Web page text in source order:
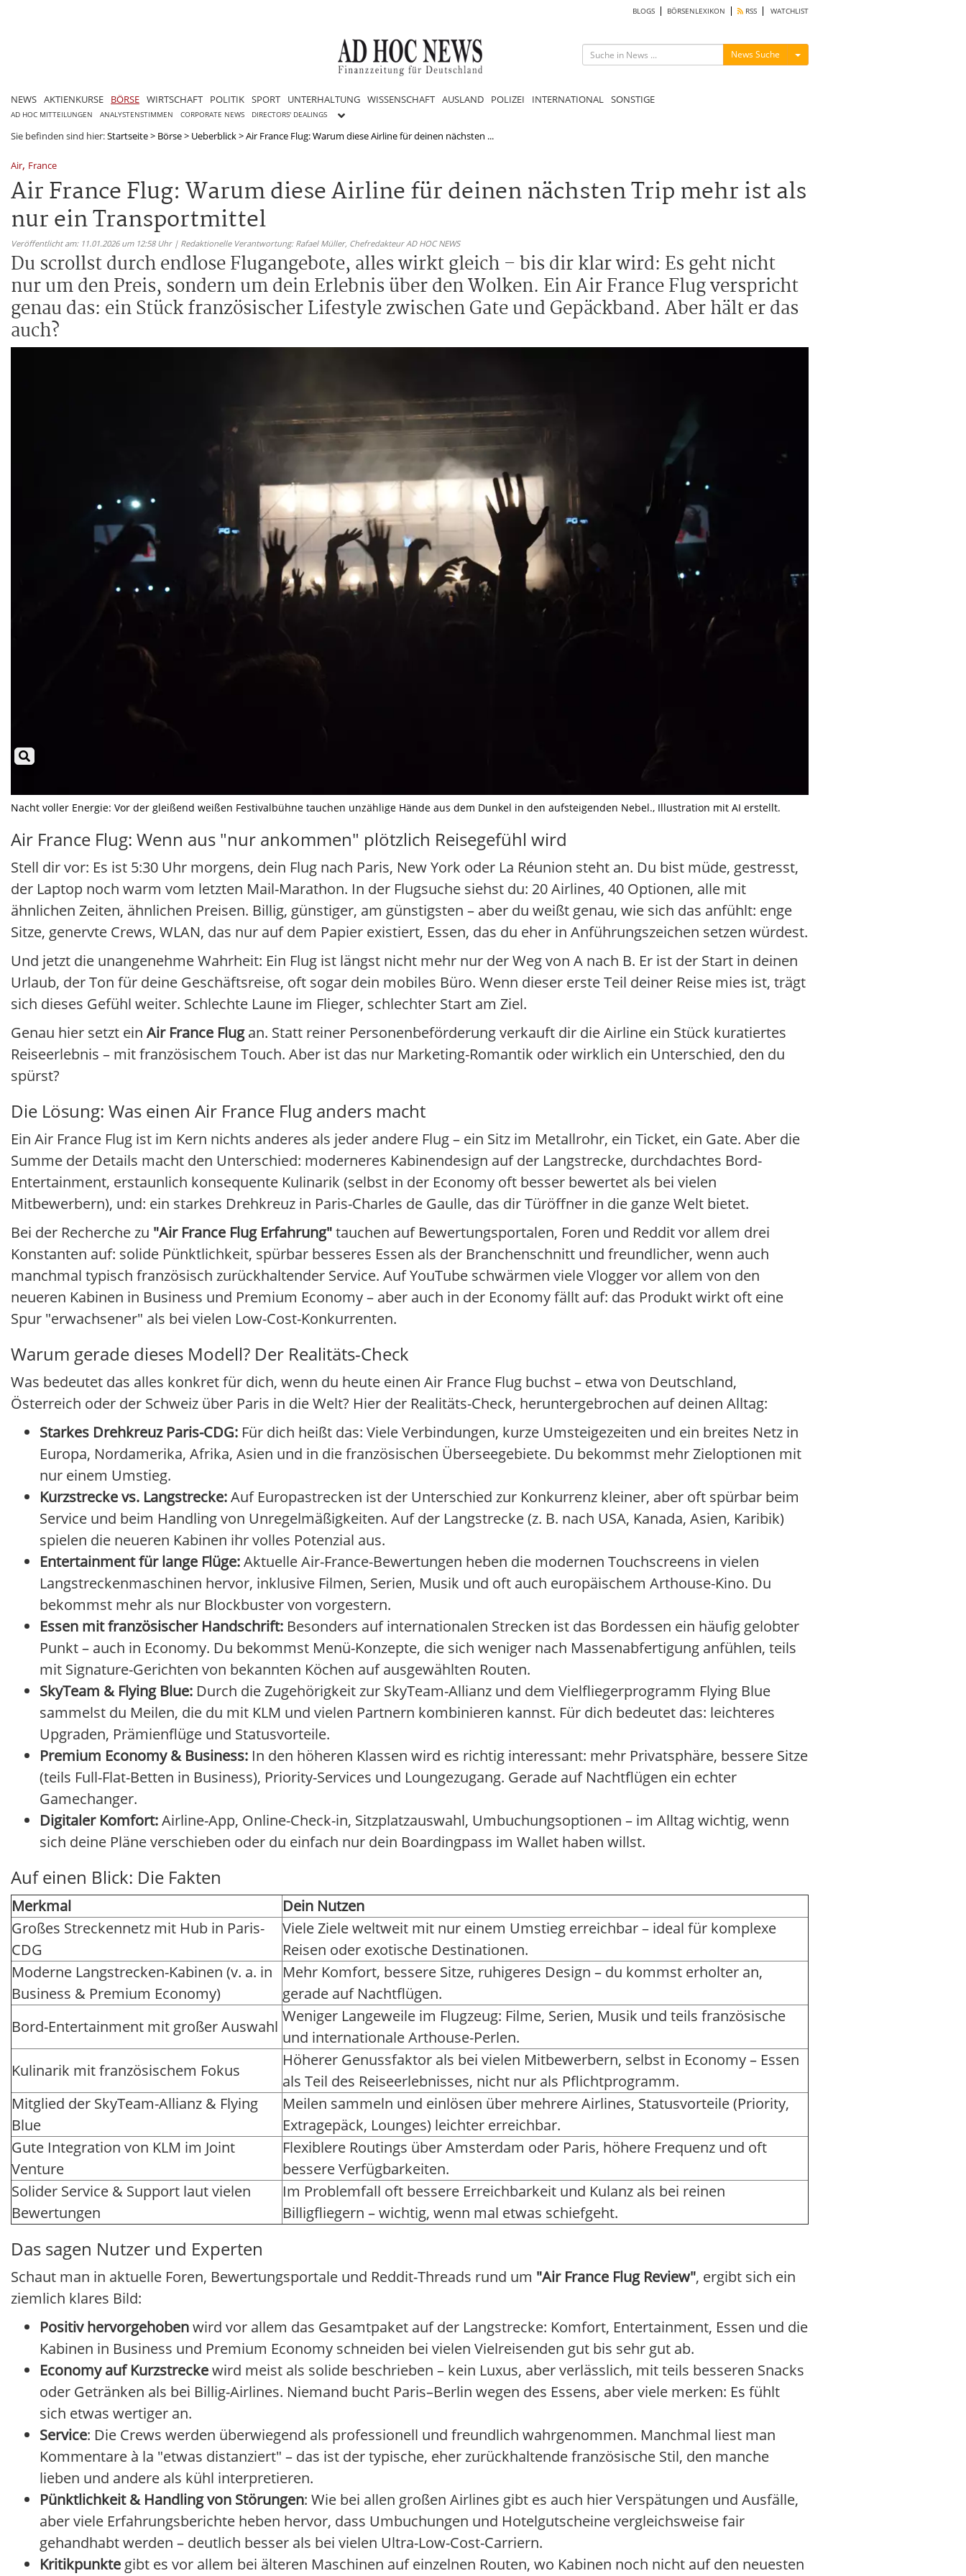
BLOGS BÖRSENLEXIKON RSS WATCHLIST
News Suche Menü ein-/ausblenden
NEWS AKTIENKURSE BÖRSE WIRTSCHAFT POLITIK SPORT UNTERHALTUNG WISSENSCHAFT AUSLAND POLIZEI INTERNATIONAL SONSTIGE
AD HOC MITTEILUNGEN ANALYSTENSTIMMEN CORPORATE NEWS DIRECTORS' DEALINGS
Sie befinden sind hier:Startseite> Börse> Ueberblick>Air France Flug: Warum diese Airline für deinen nächsten ...
Air, France
Air France Flug: Warum diese Airline für deinen nächsten Trip mehr ist als
nur ein Transportmittel
Veröffentlicht am: 11.01.2026 um 12:58 Uhr | Redaktionelle Verantwortung: Rafael Müller, Chefredakteur AD HOC NEWS
Du scrollst durch endlose Flugangebote, alles wirkt gleich – bis dir klar wird: Es geht nicht
nur um den Preis, sondern um dein Erlebnis über den Wolken. Ein Air France Flug verspricht
genau das: ein Stück französischer Lifestyle zwischen Gate und Gepäckband. Aber hält er das
auch?
Nacht voller Energie: Vor der gleißend weißen Festivalbühne tauchen unzählige Hände aus dem Dunkel in den aufsteigenden Nebel., Illustration mit AI erstellt.
Air France Flug: Wenn aus "nur ankommen" plötzlich Reisegefühl wird
Stell dir vor: Es ist 5:30 Uhr morgens, dein Flug nach Paris, New York oder La Réunion steht an. Du bist müde, gestresst,
der Laptop noch warm vom letzten Mail-Marathon. In der Flugsuche siehst du: 20 Airlines, 40 Optionen, alle mit
ähnlichen Zeiten, ähnlichen Preisen. Billig, günstiger, am günstigsten – aber du weißt genau, wie sich das anfühlt: enge
Sitze, genervte Crews, WLAN, das nur auf dem Papier existiert, Essen, das du eher in Anführungszeichen setzen würdest.
Und jetzt die unangenehme Wahrheit: Ein Flug ist längst nicht mehr nur der Weg von A nach B. Er ist der Start in deinen
Urlaub, der Ton für deine Geschäftsreise, oft sogar dein mobiles Büro. Wenn dieser erste Teil deiner Reise mies ist, trägt
sich dieses Gefühl weiter. Schlechte Laune im Flieger, schlechter Start am Ziel.
Genau hier setzt ein Air France Flugan. Statt reiner Personenbeförderung verkauft dir die Airline ein Stück kuratiertes
Reiseerlebnis – mit französischem Touch. Aber ist das nur Marketing-Romantik oder wirklich ein Unterschied, den du
spürst?
Die Lösung: Was einen Air France Flug anders macht
Ein Air France Flug ist im Kern nichts anderes als jeder andere Flug – ein Sitz im Metallrohr, ein Ticket, ein Gate. Aber die
Summe der Details macht den Unterschied: moderneres Kabinendesign auf der Langstrecke, durchdachtes Bord-
Entertainment, erstaunlich konsequente Kulinarik (selbst in der Economy oft besser bewertet als bei vielen
Mitbewerbern), und: ein starkes Drehkreuz in Paris-Charles de Gaulle, das dir Türöffner in die ganze Welt bietet.
Bei der Recherche zu "Air France Flug Erfahrung"tauchen auf Bewertungsportalen, Foren und Reddit vor allem drei
Konstanten auf: solide Pünktlichkeit, spürbar besseres Essen als der Branchenschnitt und freundlicher, wenn auch
manchmal typisch französisch zurückhaltender Service. Auf YouTube schwärmen viele Vlogger vor allem von den
neueren Kabinen in Business und Premium Economy – aber auch in der Economy fällt auf: das Produkt wirkt oft eine
Spur "erwachsener" als bei vielen Low-Cost-Konkurrenten.
Warum gerade dieses Modell? Der Realitäts-Check
Was bedeutet das alles konkret für dich, wenn du heute einen Air France Flug buchst – etwa von Deutschland,
Österreich oder der Schweiz über Paris in die Welt? Hier der Realitäts-Check, heruntergebrochen auf deinen Alltag:
Starkes Drehkreuz Paris-CDG: Für dich heißt das: Viele Verbindungen, kurze Umsteigezeiten und ein breites Netz in
Europa, Nordamerika, Afrika, Asien und in die französischen Überseegebiete. Du bekommst mehr Zieloptionen mit
nur einem Umstieg.
Kurzstrecke vs. Langstrecke:Auf Europastrecken ist der Unterschied zur Konkurrenz kleiner, aber oft spürbar beim
Service und beim Handling von Unregelmäßigkeiten. Auf der Langstrecke (z. B. nach USA, Kanada, Asien, Karibik)
spielen die neueren Kabinen ihr volles Potenzial aus.
Entertainment für lange Flüge:Aktuelle Air-France-Bewertungen heben die modernen Touchscreens in vielen
Langstreckenmaschinen hervor, inklusive Filmen, Serien, Musik und oft auch europäischem Arthouse-Kino. Du
bekommst mehr als nur Blockbuster von vorgestern.
Essen mit französischer Handschrift: Besonders auf internationalen Strecken ist das Bordessen ein häufig gelobter
Punkt – auch in Economy. Du bekommst Menü-Konzepte, die sich weniger nach Massenabfertigung anfühlen, teils
mit Signature-Gerichten von bekannten Köchen auf ausgewählten Routen.
SkyTeam & Flying Blue: Durch die Zugehörigkeit zur SkyTeam-Allianz und dem Vielfliegerprogramm Flying Blue
sammelst du Meilen, die du mit KLM und vielen Partnern kombinieren kannst. Für dich bedeutet das: leichteres
Upgraden, Prämienflüge und Statusvorteile.
Premium Economy & Business: In den höheren Klassen wird es richtig interessant: mehr Privatsphäre, bessere Sitze
(teils Full-Flat-Betten in Business), Priority-Services und Loungezugang. Gerade auf Nachtflügen ein echter
Gamechanger.
Digitaler Komfort:Airline-App, Online-Check-in, Sitzplatzauswahl, Umbuchungsoptionen – im Alltag wichtig, wenn
sich deine Pläne verschieben oder du einfach nur dein Boardingpass im Wallet haben willst.
Auf einen Blick: Die Fakten
Merkmal
Dein Nutzen
Großes Streckennetz mit Hub in Paris-
CDG
Viele Ziele weltweit mit nur einem Umstieg erreichbar – ideal für komplexe
Reisen oder exotische Destinationen.
Moderne Langstrecken-Kabinen (v. a. in
Business & Premium Economy)
Mehr Komfort, bessere Sitze, ruhigeres Design – du kommst erholter an,
gerade auf Nachtflügen.
Bord-Entertainment mit großer Auswahl
Weniger Langeweile im Flugzeug: Filme, Serien, Musik und teils französische
und internationale Arthouse-Perlen.
Kulinarik mit französischem Fokus
Höherer Genussfaktor als bei vielen Mitbewerbern, selbst in Economy – Essen
als Teil des Reiseerlebnisses, nicht nur als Pflichtprogramm.
Mitglied der SkyTeam-Allianz & Flying
Blue
Meilen sammeln und einlösen über mehrere Airlines, Statusvorteile (Priority,
Extragepäck, Lounges) leichter erreichbar.
Gute Integration von KLM im Joint
Venture
Flexiblere Routings über Amsterdam oder Paris, höhere Frequenz und oft
bessere Verfügbarkeiten.
Solider Service & Support laut vielen
Bewertungen
Im Problemfall oft bessere Erreichbarkeit und Kulanz als bei reinen
Billigfliegern – wichtig, wenn mal etwas schiefgeht.
Das sagen Nutzer und Experten
Schaut man in aktuelle Foren, Bewertungsportale und Reddit-Threads rund um "Air France Flug Review", ergibt sich ein
ziemlich klares Bild:
Positiv hervorgehobenwird vor allem das Gesamtpaket auf der Langstrecke: Komfort, Entertainment, Essen und die
Kabinen in Business und Premium Economy schneiden bei vielen Vielreisenden gut bis sehr gut ab.
Economy auf Kurzstreckewird meist als solide beschrieben – kein Luxus, aber verlässlich, mit teils besseren Snacks
oder Getränken als bei Billig-Airlines. Niemand bucht Paris–Berlin wegen des Essens, aber viele merken: Es fühlt
sich etwas wertiger an.
Service: Die Crews werden überwiegend als professionell und freundlich wahrgenommen. Manchmal liest man
Kommentare à la "etwas distanziert" – das ist der typische, eher zurückhaltende französische Stil, den manche
lieben und andere als kühl interpretieren.
Pünktlichkeit & Handling von Störungen: Wie bei allen großen Airlines gibt es auch hier Verspätungen und Ausfälle,
aber viele Erfahrungsberichte heben hervor, dass Umbuchungen und Hotelgutscheine vergleichsweise fair
gehandhabt werden – deutlich besser als bei vielen Ultra-Low-Cost-Carriern.
Kritikpunktegibt es vor allem bei älteren Maschinen auf einzelnen Routen, wo Kabinen noch nicht auf den neuesten